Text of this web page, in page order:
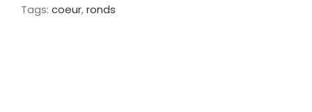
Tags: coeur,ronds